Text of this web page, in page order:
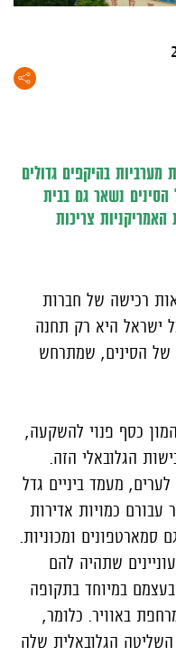
בהיקפים גדולים
נשאר גם בבית
צריכות
רכישה של חברות
ישראל היא רק תחנה
של הסינים, שמתרחש
כסף פנוי להשקעה,
הגלובאלי הזה.
לערים, מעמד ביניים גדל
עבורם כמויות אדירות
סמארטפונים ומכוניות.
שתהיה להם
במיוחד בתקופה
באוויר. כלומר,
הגלובאלית שלה